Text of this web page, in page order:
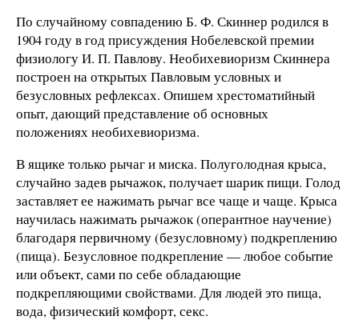
По случайному совпадению Б. Ф. Скиннер родился в
1904 году в год присуждения Нобелевской премии
физиологу И. П. Павлову. Необихевиоризм Скиннера
построен на открытых Павловым условных и
безусловных рефлексах. Опишем хрестоматийный
опыт, дающий представление об основных
положениях необихевиоризма.
В ящике только рычаг и миска. Полуголодная крыса,
случайно задев рычажок, получает шарик пищи. Голод
заставляет ее нажимать рычаг все чаще и чаще. Крыса
научилась нажимать рычажок (оперантное научение)
благодаря первичному (безусловному) подкреплению
(пища). Безусловное подкрепление — любое событие
или объект, сами по себе обладающие
подкрепляющими свойствами. Для людей это пища,
вода, физический комфорт, секс.